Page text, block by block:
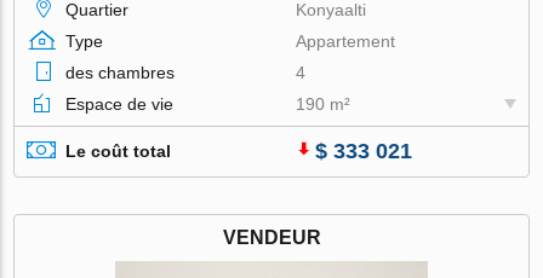
Quartier
Konyaalti
Type
Appartement
des chambres
4
Espace de vie
190 m²
Le coût total $ 333 021
VENDEUR